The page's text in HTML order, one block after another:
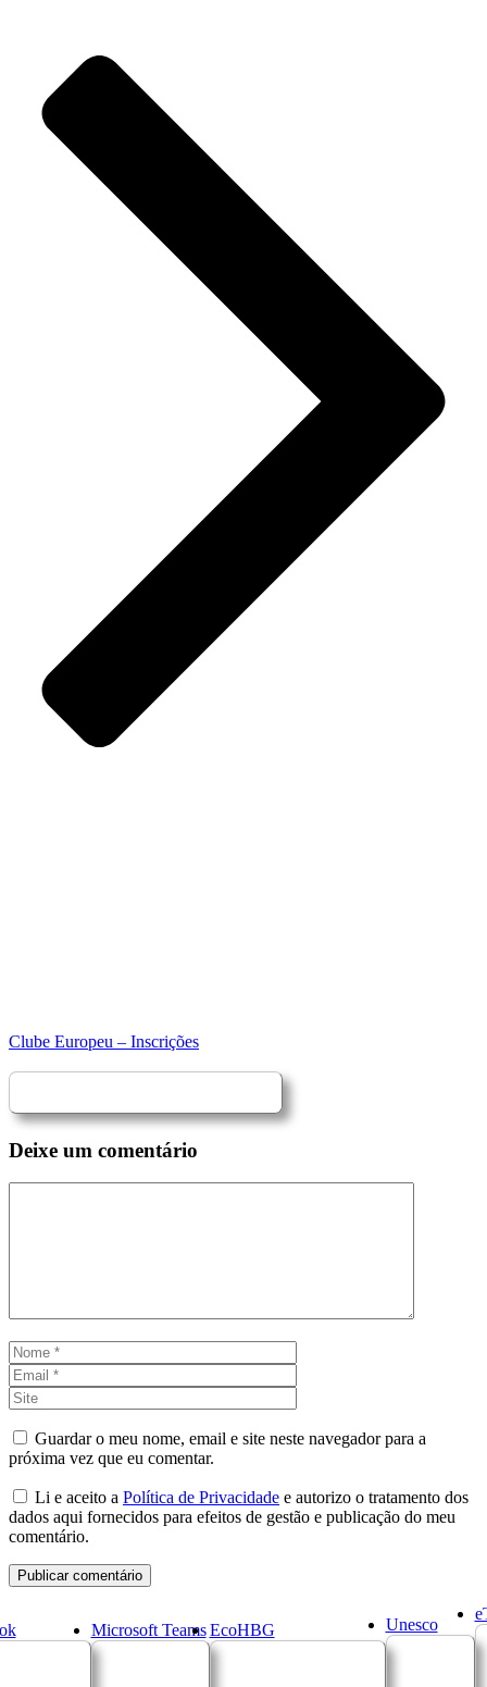
Clube Europeu – Inscrições
Deixe um comentário
Nome
Guardar o meu nome, email e site neste navegador para a
próxima vez que eu comentar.
Li e aceito a Política de Privacidade e autorizo o tratamento dos
dados aqui fornecidos para efeitos de gestão e publicação do meu
comentário.
Microsoft Teams EcoHBG Unesco